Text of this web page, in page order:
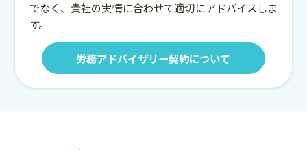
でなく、貴社の実情に合わせて適切にアドバイスしま
す。
労務アドバイザリー契約について